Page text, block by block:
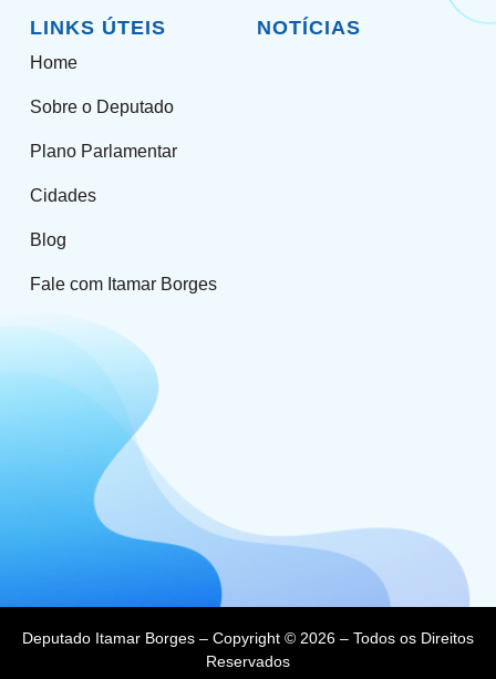
LINKS ÚTEIS
Home
Sobre o Deputado
Plano Parlamentar
Cidades
Blog
Fale com Itamar Borges
NOTÍCIAS
Deputado Itamar Borges – Copyright © 2026 – Todos os Direitos
Reservados